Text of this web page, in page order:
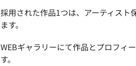
採用された作品1つは、アーティスト
ます。
WEBギャラリーにて作品とプロフィ
す。